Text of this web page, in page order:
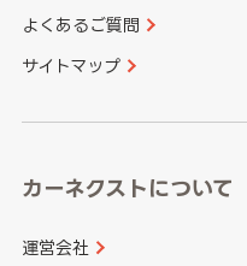
香川県
大分県
よくあるご質問
サイトマップ
カーネクストについて
運営会社